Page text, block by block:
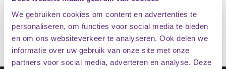
We gebruiken cookies om content en advertenties te
personaliseren, om functies voor social media te bieden
en om ons websiteverkeer te analyseren. Ook delen we
informatie over uw gebruik van onze site met onze
partners voor social media, adverteren en analyse. Deze
Op voorraad €15.95